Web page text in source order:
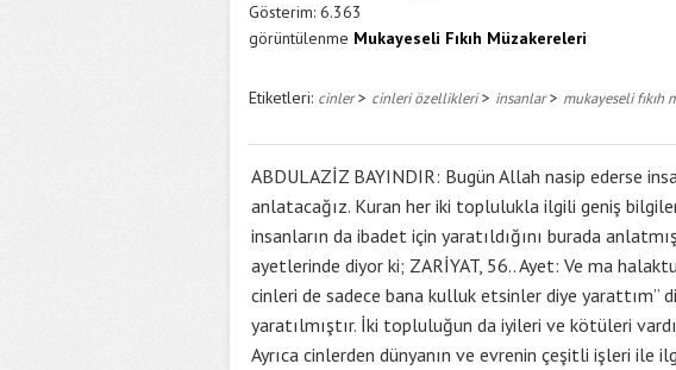
Gösterim: 6.363
görüntülenme Mukayeseli Fıkıh Müzakereleri
Etiketleri: cinler> cinleri özellikleri> insanlar> mukayeseli fıkıh
ABDULAZİZ BAYINDIR: Bugün Allah nasip ederse
anlatacağız. Kuran her iki toplulukla ilgili geniş
insanların da ibadet için yaratıldığını burada
ayetlerinde diyor ki; ZARİYAT, 56.. Ayet: Ve ma
cinleri de sadece bana kulluk etsinler diye yarattım”
yaratılmıştır. İki topluluğun da iyileri ve kötüleri
Ayrıca cinlerden dünyanın ve evrenin çeşitli işleri ile